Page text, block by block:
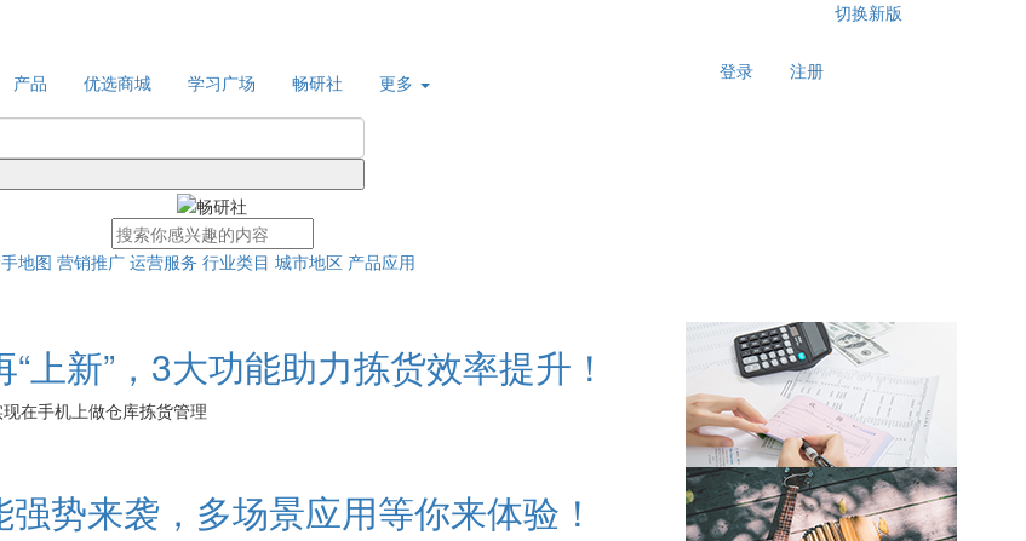
切换新版
产品 优选商城 学习广场 畅研社 更多 登录 注册
地图 营销推广 运营服务 行业类目 城市地区 产品应用
上新”，3大功能助力拣货效率提升！
在手机上做仓库拣货管理
势来袭，多场景应用等你来体验！